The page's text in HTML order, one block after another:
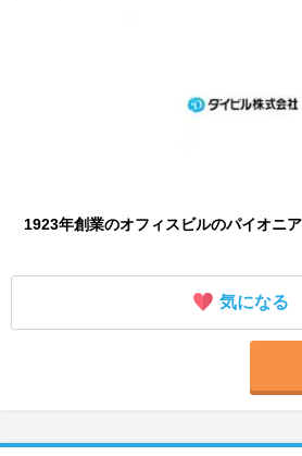
1923年創業のオフィスビルのパイオニア
気になる